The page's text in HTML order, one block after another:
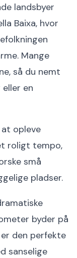
landsbyer
Baixa, hvor
Mange
så du nemt
en
opleve
roligt tempo,
små
pladser.
byder på
den perfekte
sanselige